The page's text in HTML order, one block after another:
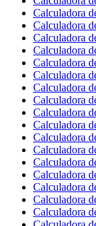
Calculadora
Calculadora
Calculadora
Calculadora
Calculadora
Calculadora
Calculadora
Calculadora
Calculadora
Calculadora
Calculadora
Calculadora
Calculadora
Calculadora
Calculadora
Calculadora
Calculadora